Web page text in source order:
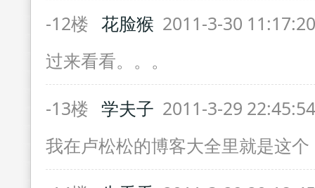
-12楼 花脸猴 2011-3-30
过来看看。。。
-13楼 学夫子 2011-3-29
我在卢松松的博客大全里就是这个